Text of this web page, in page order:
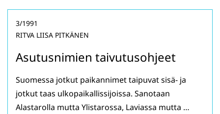
Asutusnimien taivutusohjeet
3/1991
RITVA LIISA PITKÄNEN
Suomessa jotkut paikannimet taipuvat sisä- ja
jotkut taas ulkopaikallissijoissa. Sanotaan
Alastarolla mutta Ylistarossa, Laviassa mutta …